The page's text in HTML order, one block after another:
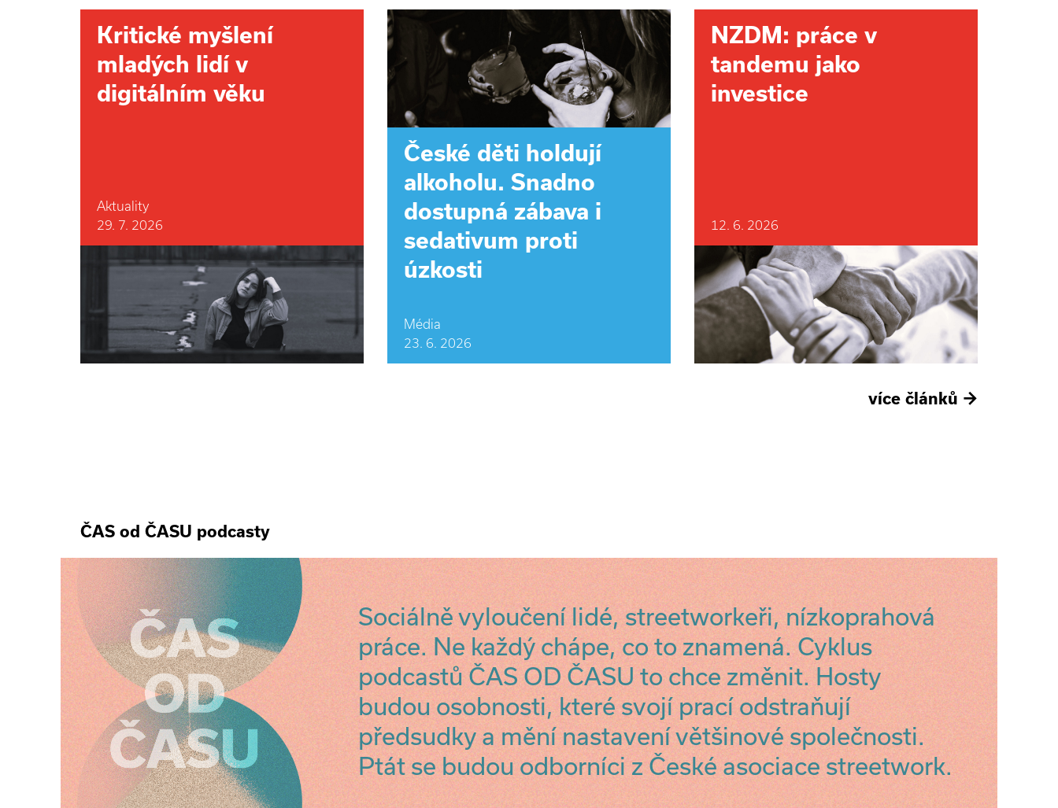
Kritické myšlení
mladých lidí v
digitálním věku
Aktuality
29. 7. 2026
České děti holdují
alkoholu. Snadno
dostupná zábava i
sedativum proti
úzkosti
Média
23. 6. 2026
NZDM: práce v
tandemu jako
investice
12. 6. 2026
více článků →
ČAS od ČASU podcasty
Sociálně vyloučení lidé, streetworkeři, nízkoprahová
práce. Ne každý chápe, co to znamená. Cyklus
podcastů ČAS OD ČASU to chce změnit. Hosty
budou osobnosti, které svojí prací odstraňují
předsudky a mění nastavení většinové společnosti.
Ptát se budou odborníci z České asociace streetwork.